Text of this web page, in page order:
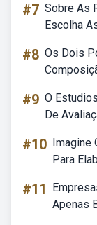
#7 Sobre As
Escolha
#8 Os Dois
#9 O
De
#10 Imagine
Para
#11
Apenas